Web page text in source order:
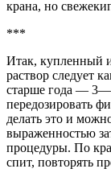
крана, но
***
Итак, купленный
раствор следует
старше года —
передозировать
делать это и
выраженностью
процедуры. По
спит, повторять